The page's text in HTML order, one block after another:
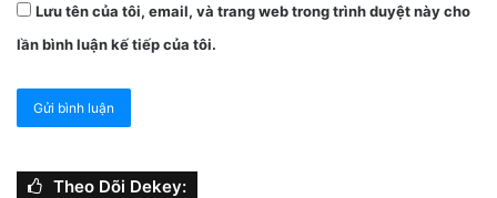
Đầu tiên, bạn hãy lựa chọn ảnh muốn kéo dài chân và chọn
Lưu tên của tôi, email, và trang web trong trình duyệt này cho
lần bình luận kế tiếp của tôi.
Theo Dõi Dekey: